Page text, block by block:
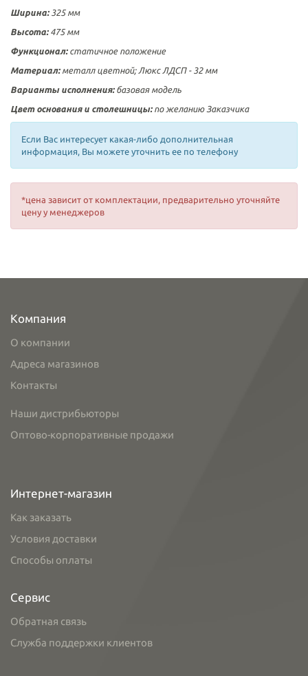
Ширина: 325 мм
Высота: 475 мм
Функционал:статичное положение
Материал:металл цветной; Люкс ЛДСП - 32 мм
Варианты исполнения:базовая модель
Цвет основания и столешницы:по желанию Заказчика
Если Вас интересует какая-либо дополнительная
информация, Вы можете уточнить ее по телефону
*цена зависит от комплектации, предварительно уточняйте
цену у менеджеров
Компания
О компании
Адреса магазинов
Контакты
Наши дистрибьюторы
Оптово-корпоративные продажи
Интернет-магазин
Как заказать
Условия доставки
Способы оплаты
Сервис
Обратная связь
Служба поддержки клиентов